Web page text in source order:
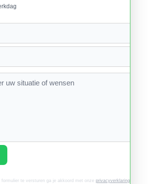
formulier te versturen ga je akkoord met onze privacyverklaring.